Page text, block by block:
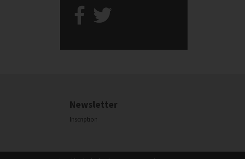
Newsletter
Inscription